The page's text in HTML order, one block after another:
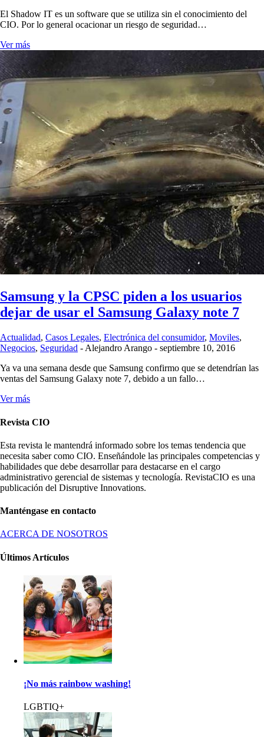
El Shadow IT es un software que se utiliza sin el conocimiento del
CIO. Por lo general ocacionar un riesgo de seguridad…
Ver más
Samsung y la CPSC piden a los usuarios
dejar de usar el Samsung Galaxy note 7
Actualidad, Casos Legales, Electrónica del consumidor, Moviles,
Negocios, Seguridad - Alejandro Arango - septiembre 10, 2016
Ya va una semana desde que Samsung confirmo que se detendrían las
ventas del Samsung Galaxy note 7, debido a un fallo…
Ver más
Revista CIO
Esta revista le mantendrá informado sobre los temas tendencia que
necesita saber como CIO. Enseñándole las principales competencias y
habilidades que debe desarrollar para destacarse en el cargo
administrativo gerencial de sistemas y tecnología. RevistaCIO es una
publicación del Disruptive Innovations.
Manténgase en contacto
ACERCA DE NOSOTROS
Últimos Artículos
¡No más rainbow washing!
LGBTIQ+